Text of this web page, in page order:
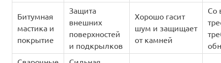
Битумная
мастика и
покрытие
Защита
внешних
поверхностей
и подкрылков
Хорошо гасит
шум и защищает
от камней
Со